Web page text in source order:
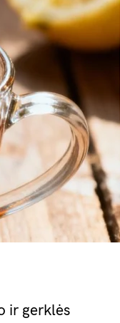
ir gerklės